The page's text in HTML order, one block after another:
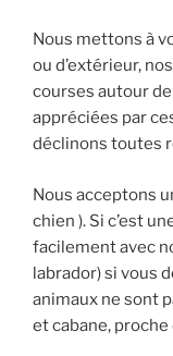
Nous mettons à
ou d’extérieur,
courses autour
appréciées par
déclinons toutes
Nous acceptons
chien ). Si c’est
facilement avec
labrador) si vous
animaux ne sont
et cabane,